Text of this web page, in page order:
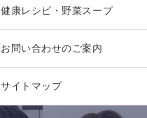
健康レシピ・野菜スープ
お問い合わせのご案内
サイトマップ